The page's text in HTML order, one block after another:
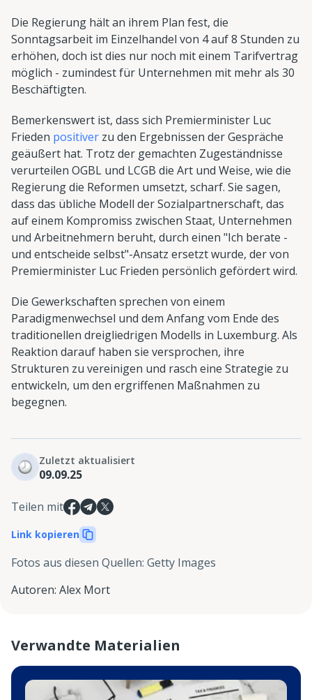
Die Regierung hält an ihrem Plan fest, die
Sonntagsarbeit im Einzelhandel von 4 auf 8 Stunden zu
erhöhen, doch ist dies nur noch mit einem Tarifvertrag
möglich - zumindest für Unternehmen mit mehr als 30
Beschäftigten.
Bemerkenswert ist, dass sich Premierminister Luc
Frieden positiver zu den Ergebnissen der Gespräche
geäußert hat. Trotz der gemachten Zugeständnisse
verurteilen OGBL und LCGB die Art und Weise, wie die
Regierung die Reformen umsetzt, scharf. Sie sagen,
dass das übliche Modell der Sozialpartnerschaft, das
auf einem Kompromiss zwischen Staat, Unternehmen
und Arbeitnehmern beruht, durch einen "Ich berate -
und entscheide selbst"-Ansatz ersetzt wurde, der von
Premierminister Luc Frieden persönlich gefördert wird.
Die Gewerkschaften sprechen von einem
Paradigmenwechsel und dem Anfang vom Ende des
traditionellen dreigliedrigen Modells in Luxemburg. Als
Reaktion darauf haben sie versprochen, ihre
Strukturen zu vereinigen und rasch eine Strategie zu
entwickeln, um den ergriffenen Maßnahmen zu
begegnen.
Zuletzt aktualisiert
09.09.25
Teilen mit
Link kopieren
Fotos aus diesen Quellen: Getty Images
Autoren: Alex Mort
Verwandte Materialien